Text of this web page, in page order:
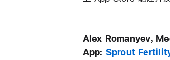
Alex Romanyev，
App: Sprout